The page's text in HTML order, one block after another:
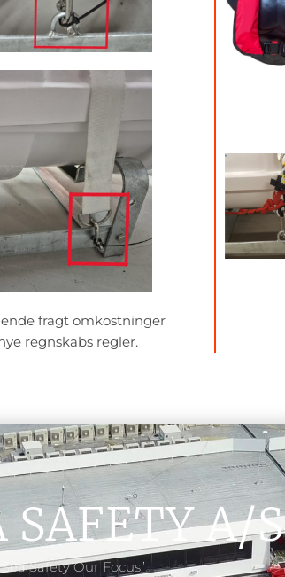
fragt omkostninger
regnskabs regler.
A/S
Sea Safety Our Focus”